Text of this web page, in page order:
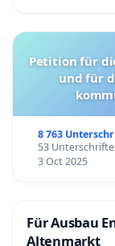
Petition für die Abschaffung der Tötungsstationen
und für
8 763
53
3 Oct 2025
Für Ausbau
Altenmarkt